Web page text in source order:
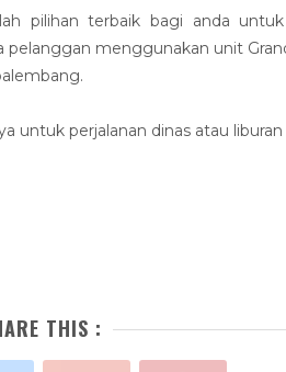
pilihan terbaik bagi anda
pelanggan menggunakan unit
untuk perjalanan dinas atau liburan
THIS :